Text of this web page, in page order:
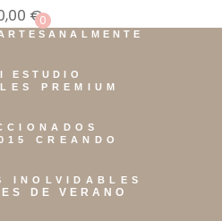
€0
ESTUDIO
PREMIUM
CREANDO
INOLVIDABLES
DE VERANO